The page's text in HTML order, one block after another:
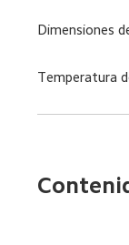
Dimensiones
Temperatura